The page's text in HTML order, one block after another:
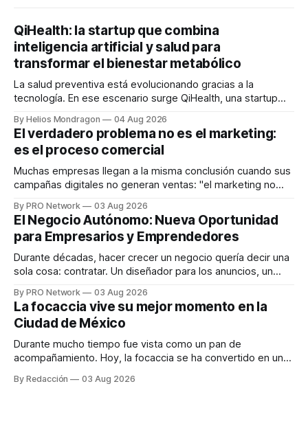
QiHealth: la startup que combina
inteligencia artificial y salud para
transformar el bienestar metabólico
La salud preventiva está evolucionando gracias a la
tecnología. En ese escenario surge QiHealth, una startup
dispositivos inteligentes, inteligencia artificial y monitoreo
en tiempo real para ayudar a las personas a tomar mejores
decisiones sobre su salud metabólica. Su propuesta busca
responder
By Helios Mondragon 04 Aug 2026
El verdadero problema no es el marketing:
es el proceso comercial
Muchas empresas llegan a la misma conclusión cuando sus
campañas digitales no generan ventas: "el marketing no
INTERIUS, el problema suele estar en otro lugar. Durante
una entrevista para el podcast SER PRO, el especialista en
marketing digital explicó que
By PRO Network 03 Aug 2026
El Negocio Autónomo: Nueva Oportunidad
para Empresarios y Emprendedores
Durante décadas, hacer crecer un negocio quería decir una
sola cosa: contratar. Un diseñador para los anuncios, un
para los textos, alguien que supiera de publicidad digital
para encontrar prospectos, un vendedor para atender
llamadas y mensajes, y —con suerte— una persona
By PRO Network 03 Aug 2026
La focaccia vive su mejor momento en la
Ciudad de México
Durante mucho tiempo fue vista como un pan de
acompañamiento. Hoy, la focaccia se ha convertido en uno
artesanal, ingredientes de calidad y experiencias que
By Redacción 03 Aug 2026